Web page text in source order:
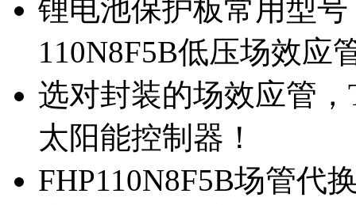
锂电池保护板常用型
110N8F5B低压场效应
选对封装的场效应管
太阳能控制器！
FHP110N8F5B场管代